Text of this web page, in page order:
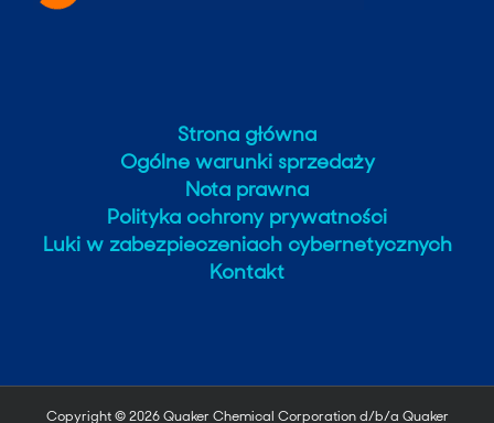
Strona główna
Ogólne warunki sprzedaży
Nota prawna
Polityka ochrony prywatności
Luki w zabezpieczeniach cybernetycznych
Kontakt
Copyright ©2026 Quaker Chemical Corporation d/b/a Quaker